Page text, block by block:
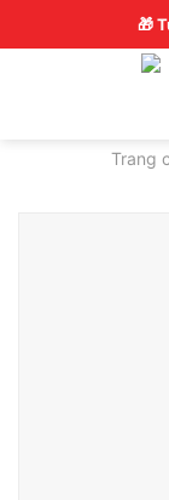
to
Trang
🎁